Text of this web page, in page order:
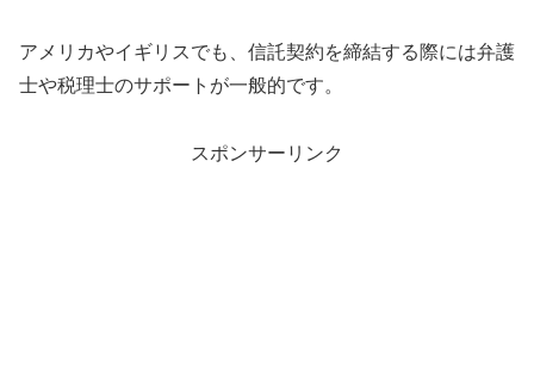
アメリカやイギリスでも、信託契約を締結する際には弁護
士や税理士のサポートが一般的です。
スポンサーリンク